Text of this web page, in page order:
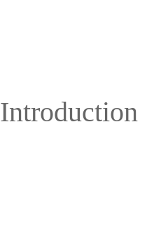
Introduction